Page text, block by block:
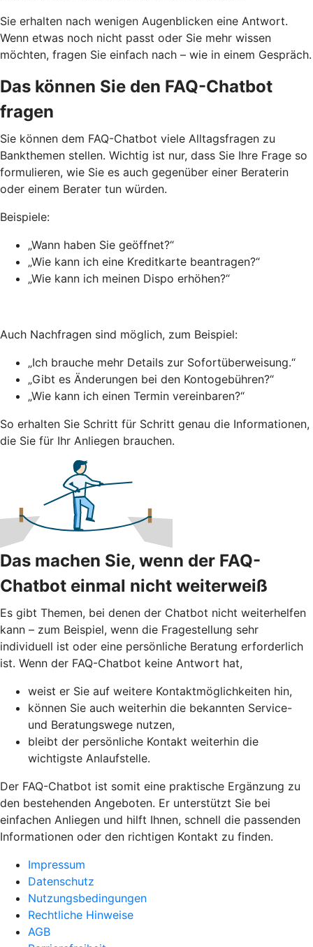
Sie erhalten nach wenigen Augenblicken eine Antwort.
Wenn etwas noch nicht passt oder Sie mehr wissen
möchten, fragen Sie einfach nach – wie in einem Gespräch.
Das können Sie den FAQ-Chatbot
fragen
Sie können dem FAQ-Chatbot viele Alltagsfragen zu
Bankthemen stellen. Wichtig ist nur, dass Sie Ihre Frage so
formulieren, wie Sie es auch gegenüber einer Beraterin
oder einem Berater tun würden.
Beispiele:
„Wann haben Sie geöffnet?“
„Wie kann ich eine Kreditkarte beantragen?“
„Wie kann ich meinen Dispo erhöhen?“
Auch Nachfragen sind möglich, zum Beispiel:
„Ich brauche mehr Details zur Sofortüberweisung.“
„Gibt es Änderungen bei den Kontogebühren?“
„Wie kann ich einen Termin vereinbaren?“
So erhalten Sie Schritt für Schritt genau die Informationen,
die Sie für Ihr Anliegen brauchen.
Das machen Sie, wenn der FAQ-
Chatbot einmal nicht weiterweiß
Es gibt Themen, bei denen der Chatbot nicht weiterhelfen
kann – zum Beispiel, wenn die Fragestellung sehr
individuell ist oder eine persönliche Beratung erforderlich
ist. Wenn der FAQ-Chatbot keine Antwort hat,
weist er Sie auf weitere Kontaktmöglichkeiten hin,
können Sie auch weiterhin die bekannten Service-
und Beratungswege nutzen,
bleibt der persönliche Kontakt weiterhin die
wichtigste Anlaufstelle.
Der FAQ-Chatbot ist somit eine praktische Ergänzung zu
den bestehenden Angeboten. Er unterstützt Sie bei
einfachen Anliegen und hilft Ihnen, schnell die passenden
Informationen oder den richtigen Kontakt zu finden.
Impressum
Datenschutz
Nutzungsbedingungen
Rechtliche Hinweise
AGB